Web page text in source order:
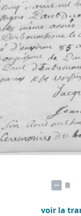
voir la